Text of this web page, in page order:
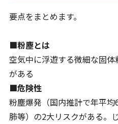
要点をまとめます。
■粉塵とは
空気中に浮遊する微細な固
がある
■危険性
粉塵爆発（国内推計で年平
肺等）の2大リスクがある。